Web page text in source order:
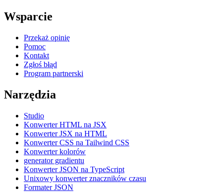
Wsparcie
Przekaż opinię
Pomoc
Kontakt
Zgłoś błąd
Program partnerski
Narzędzia
Studio
Konwerter HTML na JSX
Konwerter JSX na HTML
Konwerter CSS na Tailwind CSS
Konwerter kolorów
generator gradientu
Konwerter JSON na TypeScript
Unixowy konwerter znaczników czasu
Formater JSON